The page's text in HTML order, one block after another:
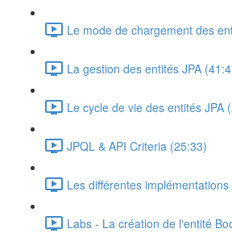
Le mode de chargement des
La gestion des entités JPA
Le cycle de vie des entités JPA
JPQL & API Criteria (25:33)
Les différentes
Labs - La création de l'entité